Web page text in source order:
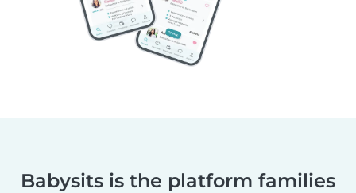
Babysits is the platform families